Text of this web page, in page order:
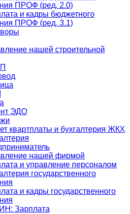
ПРОФ (ред. 2.0)
и кадры бюджетного
ПРОФ (ред. 3.1)
нашей строительной
ЭДО
квартплаты и бухгалтерия ЖКХ
нашей фирмой
и управление персоналом
государственного
и кадры государственного
Зарплата